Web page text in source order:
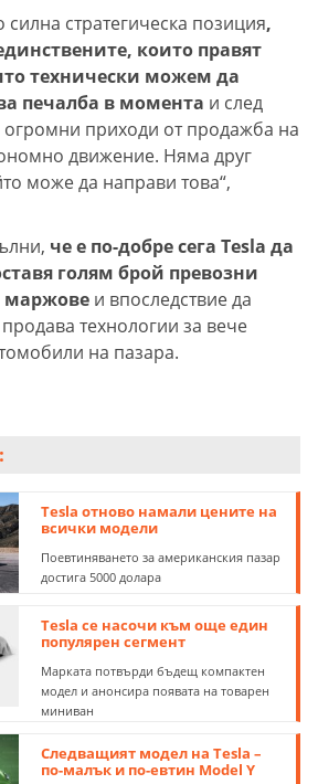
силна стратегическа позиция,
които правят
технически можем да
печалба в момента и след
приходи от продажба на
движение. Няма друг
може да направи това“,
че е по-добре сега Tesla да
голям брой превозни
маржове и впоследствие да
технологии за вече
на пазара.
Tesla отново намали цените на
всички модели
Поевтиняването за американския пазар
достига 5000 долара
Tesla се насочи към още един
популярен сегмент
Марката потвърди бъдещ компактен
модел и анонсира появата на товарен
миниван
Следващият модел на Tesla –
по-малък и по-евтин Model Y